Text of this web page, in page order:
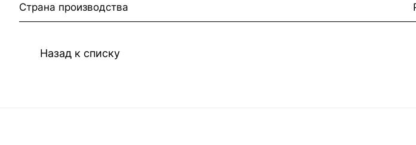
Страна производства
Назад к списку